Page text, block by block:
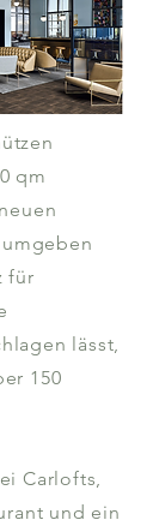
qm
für
lässt,
150
Carlofts,
und ein